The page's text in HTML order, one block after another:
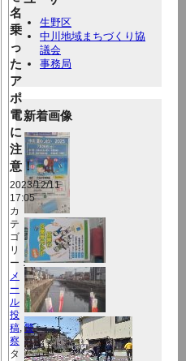
生野区
中川地域まちづくり協
議会
事務局
新着画像
名
乗
っ
た
ア
ポ
電
に
注
意！
2023/12/11
17:05
カ
テ
ゴ
リ
ー：
メ
ー
ル
投
稿 警
察
タ